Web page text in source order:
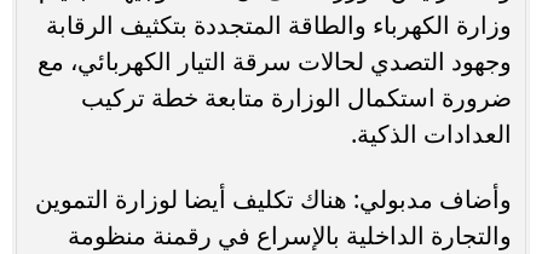
وزارة الكهرباء والطاقة المتجددة بتكثيف الرقابة
وجهود التصدي لحالات سرقة التيار الكهربائي، مع
ضرورة استكمال الوزارة متابعة خطة تركيب
العدادات الذكية.
وأضاف مدبولي: هناك تكليف أيضا لوزارة التموين
والتجارة الداخلية بالإسراع في رقمنة منظومة